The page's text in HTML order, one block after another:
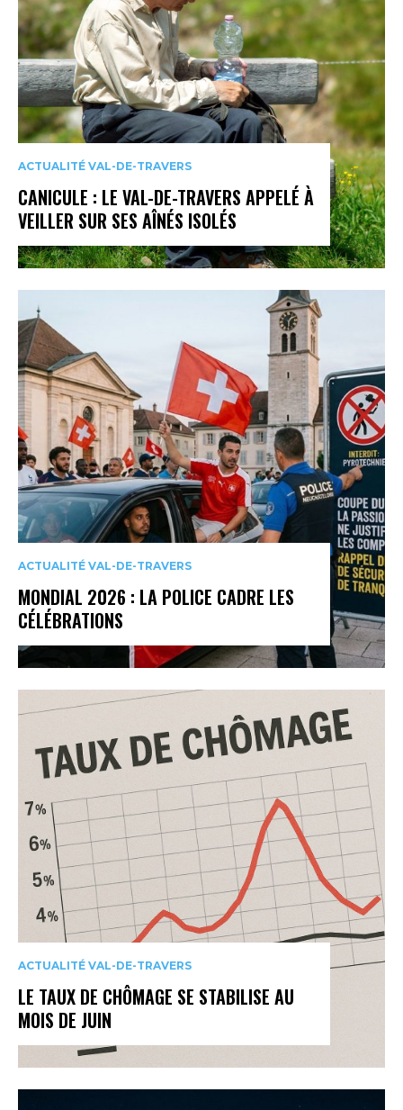
ACTUALITÉ VAL-DE-TRAVERS
CANICULE : LE VAL-DE-TRAVERS APPELÉ À
VEILLER SUR SES AÎNÉS ISOLÉS
ACTUALITÉ VAL-DE-TRAVERS
MONDIAL 2026 : LA POLICE CADRE LES
CÉLÉBRATIONS
ACTUALITÉ VAL-DE-TRAVERS
LE TAUX DE CHÔMAGE SE STABILISE AU
MOIS DE JUIN